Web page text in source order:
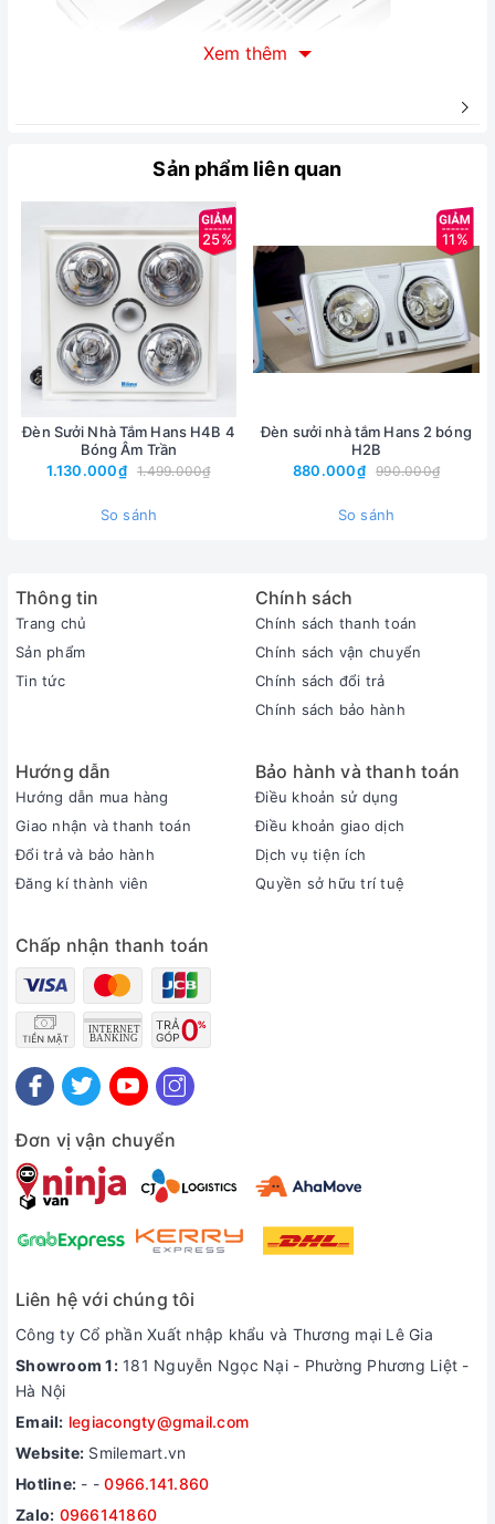
Những ưu điểm nổi bật Quạt sưởi nhà tắm HansHA-R điều
khiển từ xa
Thiết kế sang trọng màu sắc trang nhã phù hợp với màu trần là
ưu điểm nổi bật không thể bỏ qua.
dạng bóng.
Lắp đặt dễ dàng và không phải đi đường dây điện xuống nhờ
Quạt sưởi ấm nhà tắm có công suất cao, sưởi ấm nhà tắm vào
mùa đông. Với tính năng hút và đẩy luồng không khí 2 chiều,
mang lại không gian ấm áp cho nhà tắm đồng thời cũng tạo sự
thông thoáng, khô ráo cho nhà tắm.
Xem thêm
Sản phẩm liên quan
25%
Đèn Sưởi Nhà Tắm Hans H4B 4
Bóng Âm Trần
1.130.000₫
1.499.000₫
So sánh
11%
Đèn sưởi nhà tắm Hans 2 bóng
H2B
880.000₫
990.000₫
So sánh
Thông tin
Trang chủ
Sản phẩm
Tin tức
Chính sách
Chính sách thanh toán
Chính sách vận chuyển
Chính sách đổi trả
Chính sách bảo hành
Hướng dẫn
Hướng dẫn mua hàng
Giao nhận và thanh toán
Đổi trả và bảo hành
Đăng kí thành viên
Bảo hành và thanh toán
Điều khoản sử dụng
Điều khoản giao dịch
Dịch vụ tiện ích
Quyền sở hữu trí tuệ
Chấp nhận thanh toán
Đơn vị vận chuyển
Liên hệ với chúng tôi
Công ty Cổ phần Xuất nhập khẩu và Thương mại Lê Gia
Showroom 1:181 Nguyễn Ngọc Nại - Phường Phương Liệt -
Hà Nội
Email: legiacongty@gmail.com
Website: Smilemart.vn
Hotline: - -0966.141.860
Zalo: 0966141860